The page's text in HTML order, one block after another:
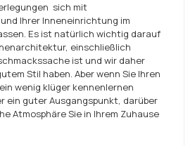
sich mit
Ihrer Inneneinrichtung im
Es ist natürlich wichtig darauf
einschließlich
ist und wir daher
Stil haben. Aber wenn Sie Ihren
wenig klüger kennenlernen
ein guter Ausgangspunkt, darüber
Atmosphäre Sie in Ihrem Zuhause